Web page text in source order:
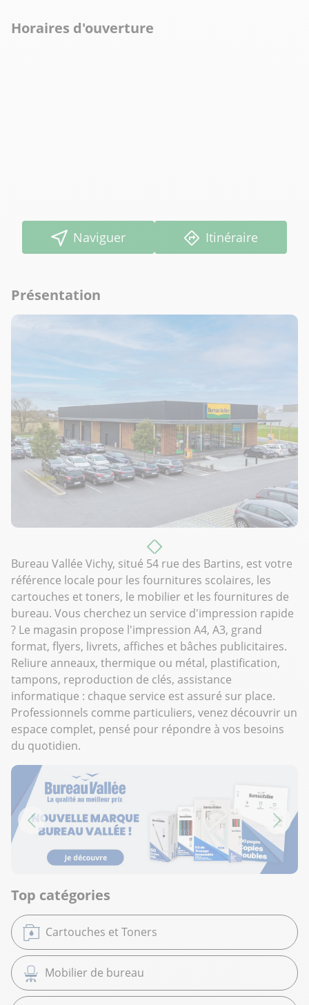
Horaires d'ouverture
Naviguer Itinéraire
Présentation
Bureau Vallée Vichy, situé 54 rue des Bartins, est votre
référence locale pour les fournitures scolaires, les
cartouches et toners, le mobilier et les fournitures de
bureau. Vous cherchez un service d'impression rapide
? Le magasin propose l'impression A4, A3, grand
format, flyers, livrets, affiches et bâches publicitaires.
Reliure anneaux, thermique ou métal, plastification,
tampons, reproduction de clés, assistance
informatique : chaque service est assuré sur place.
Professionnels comme particuliers, venez découvrir un
espace complet, pensé pour répondre à vos besoins
du quotidien.
Top catégories
Cartouches et Toners
Mobilier de bureau